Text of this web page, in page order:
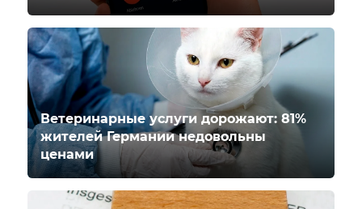
Ветеринарные услуги дорожают: 81%
жителей Германии недовольны
ценами